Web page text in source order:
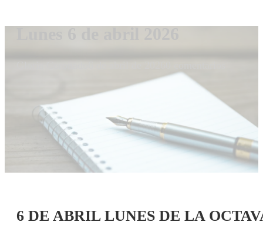
6 DE ABRIL LUNES DE LA